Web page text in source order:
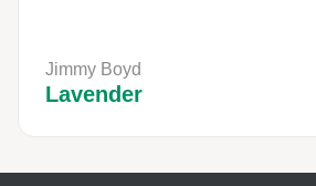
Jimmy Boyd
Lavender